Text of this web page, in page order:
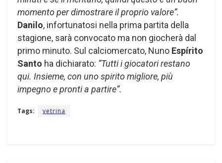
momento per dimostrare il proprio valore”.
Danilo, infortunatosi nella prima partita della
stagione, sarà convocato ma non giocherà dal
primo minuto. Sul calciomercato, Nuno Espírito
Santo ha dichiarato: “Tutti i giocatori restano
qui. Insieme, con uno spirito migliore, più
impegno e pronti a partire”.
Tags: vetrina